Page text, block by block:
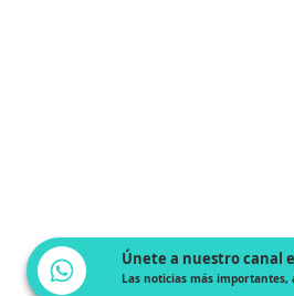
Únete a nuestro canal
Las noticias más importantes,